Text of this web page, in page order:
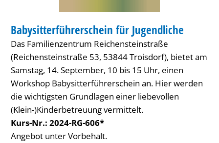
KATEGORIE: FAMILIENZENTRUM / KITA
Babysitterführerschein für Jugendliche
Das Familienzentrum Reichensteinstraße
(Reichensteinstraße 53, 53844 Troisdorf), bietet am
Samstag, 14. September, 10 bis 15 Uhr, einen
Workshop Babysitterführerschein an. Hier werden
die wichtigsten Grundlagen einer liebevollen
(Klein-)Kinderbetreuung vermittelt.
Kurs-Nr.: 2024-RG-606*
Angebot unter Vorbehalt.